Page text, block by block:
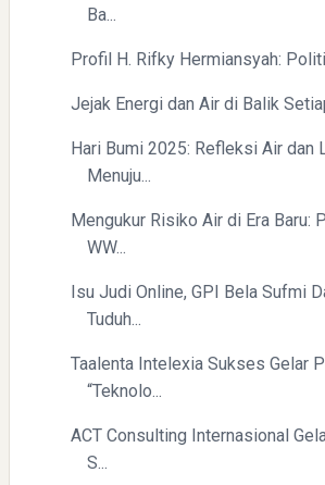
Menyongsong Masa Depan Buruh
Optimisme dan Inspirasi
Yaqut Cholil Qoumas: Inspirasi
Ketaatan
Ba...
Profil H. Rifky Hermiansyah:
Jejak Energi dan Air di Balik
Hari Bumi 2025: Refleksi Air dan
Menuju...
Mengukur Risiko Air di Era Baru:
WW...
Isu Judi Online, GPI Bela Sufmi
Tuduh...
Taalenta Intelexia Sukses Gelar
“Teknolo...
ACT Consulting Internasional
S...